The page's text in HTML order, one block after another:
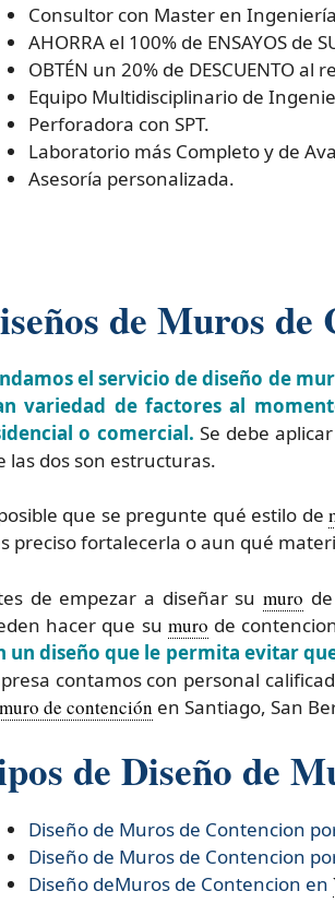
Consultor con Master en
AHORRA el 100% de ENSAYOS de
OBTÉN un 20% de DESCUENTO
Equipo Multidisciplinario de
Perforadora con SPT.
Laboratorio más Completo y de
Asesoría personalizada.
de Muros de
el servicio de diseño de
variedad de factores al
o comercial. Se debe
las dos son estructuras.
que se pregunte qué estilo de
preciso fortalecerla o aun qué
de empezar a diseñar su muro
hacer que su muro de
un diseño que le permita evitar
contamos con personal
muro de contención en Santiago, San
de Diseño de
Diseño de Muros de Contencion
Diseño de Muros de Contencion
Diseño deMuros de Contencion en